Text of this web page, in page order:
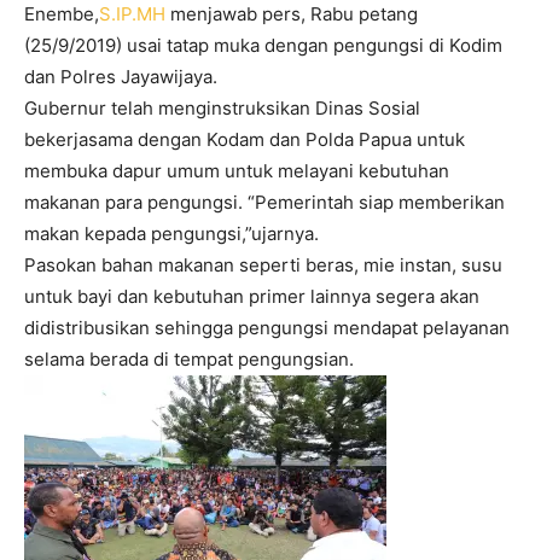
Enembe,S.IP.MH menjawab pers, Rabu petang
(25/9/2019) usai tatap muka dengan pengungsi di Kodim
dan Polres Jayawijaya.
Gubernur telah menginstruksikan Dinas Sosial
bekerjasama dengan Kodam dan Polda Papua untuk
membuka dapur umum untuk melayani kebutuhan
makanan para pengungsi. “Pemerintah siap memberikan
makan kepada pengungsi,”ujarnya.
Pasokan bahan makanan seperti beras, mie instan, susu
untuk bayi dan kebutuhan primer lainnya segera akan
didistribusikan sehingga pengungsi mendapat pelayanan
selama berada di tempat pengungsian.